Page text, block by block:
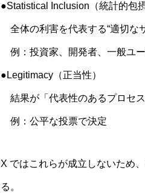
●Statistical Inclusion（統計的包
全体の利害を代表する“適切な
例：投資家、開発者、一般ユ
●Legitimacy（正当性）
結果が「代表性のあるプロセ
例：公平な投票で決定
X ではこれらが成立しないため
る。